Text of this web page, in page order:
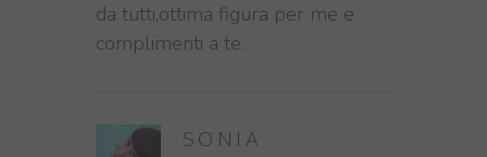
da tutti,ottima figura per me e
complimenti a te.
SONIA